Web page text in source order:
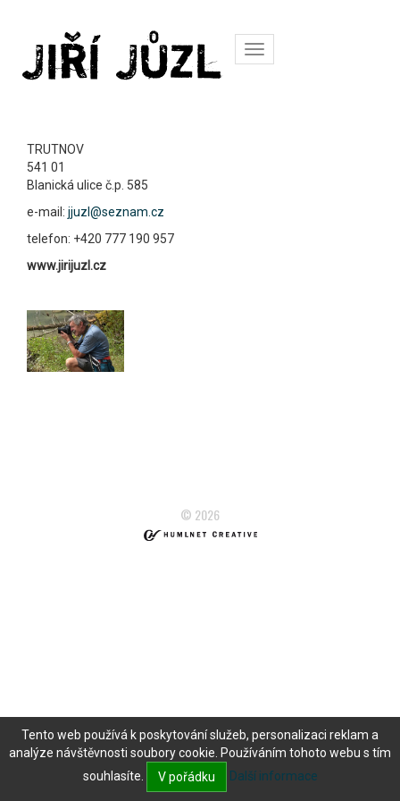
Toggle
navigation
TRUTNOV
541 01
Blanická ulice č.p. 585
e-mail: jjuzl@seznam.cz
telefon: +420 777 190 957
www.jirijuzl.cz
© 2026
Tento web používá k poskytování služeb, personalizaci reklam a
analýze návštěvnosti soubory cookie. Používáním tohoto webu s tím
souhlasíte.
V pořádku Další informace